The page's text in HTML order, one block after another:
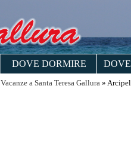
DOVE DORMIRE
Vacanze a Santa Teresa Gallura »